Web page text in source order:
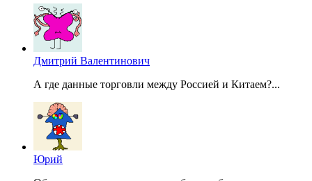
Дмитрий Валентинович
А где данные торговли между Россией и Китаем?...
Юрий